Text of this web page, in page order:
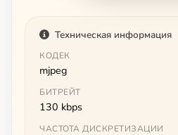
Техническая информация
КОДЕК
mjpeg
БИТРЕЙТ
130 kbps
ЧАСТОТА ДИСКРЕТИЗАЦИИ